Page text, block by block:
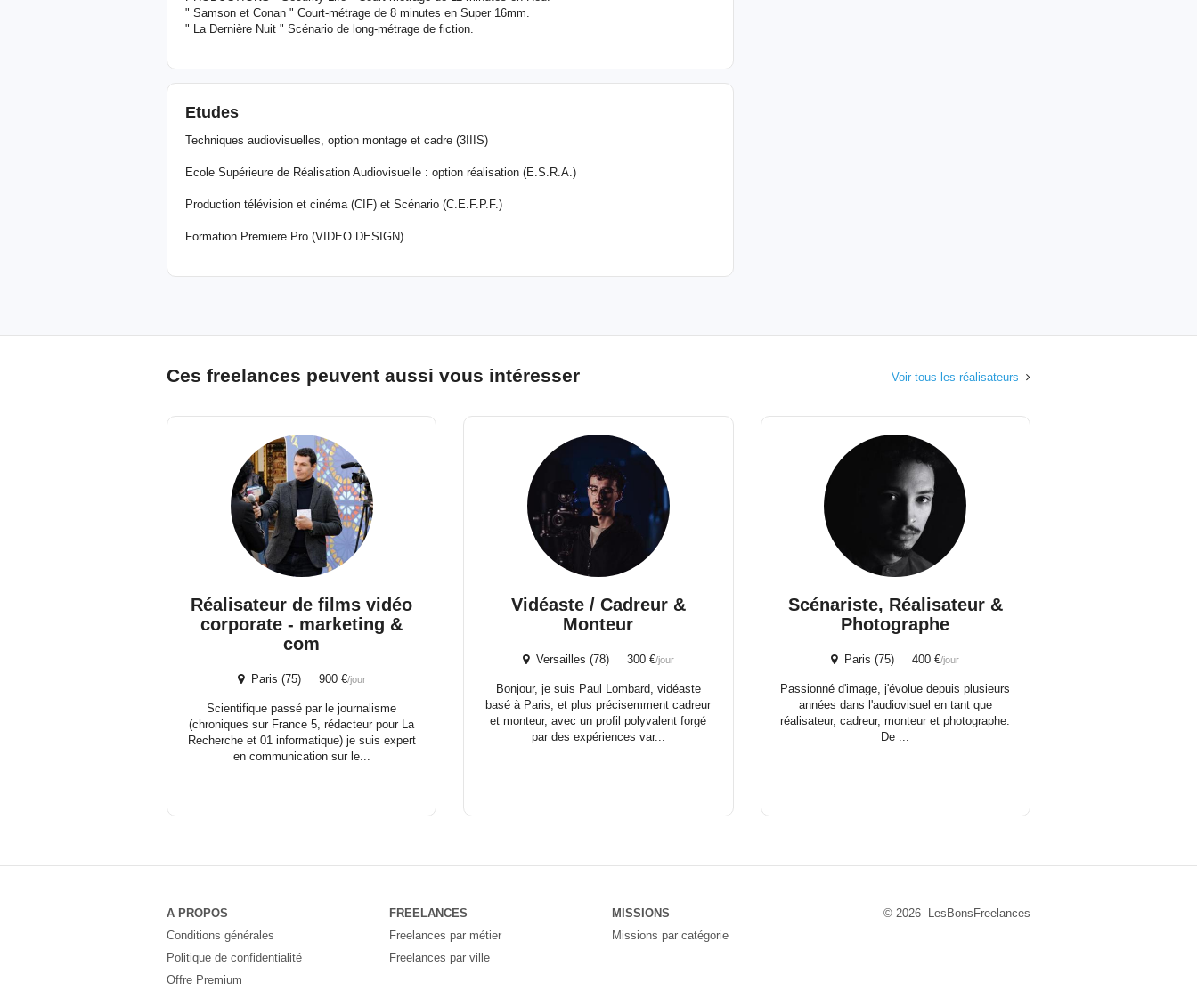
" Samson et Conan " Court-métrage de 8 minutes en Super 16mm.
" La Dernière Nuit " Scénario de long-métrage de fiction.
Etudes
Techniques audiovisuelles, option montage et cadre (3IIIS)
Ecole Supérieure de Réalisation Audiovisuelle : option réalisation (E.S.R.A.)
Production télévision et cinéma (CIF) et Scénario (C.E.F.P.F.)
Formation Premiere Pro (VIDEO DESIGN)
Ces freelances peuvent aussi vous intéresser Voir tous les réalisateurs
Réalisateur de films vidéo
corporate - marketing &
com
Paris (75) 900 €/jour
Scientifique passé par le journalisme
(chroniques sur France 5, rédacteur pour La
Recherche et 01 informatique) je suis expert
en communication sur le...
Vidéaste / Cadreur &
Monteur
Versailles (78) 300 €/jour
Bonjour, je suis Paul Lombard, vidéaste
basé à Paris, et plus précisemment cadreur
et monteur, avec un profil polyvalent forgé
par des expériences var...
Scénariste, Réalisateur &
Photographe
Paris (75) 400 €/jour
Passionné d'image, j'évolue depuis plusieurs
années dans l'audiovisuel en tant que
réalisateur, cadreur, monteur et photographe.
De ...
A PROPOS
Conditions générales
Politique de confidentialité
Offre Premium
FREELANCES
Freelances par métier
Freelances par ville
MISSIONS
Missions par catégorie
© 2026 LesBonsFreelances